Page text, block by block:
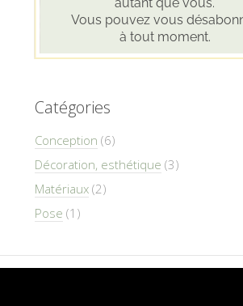
Catégories
Conception (6)
Décoration, esthétique (3)
Matériaux(2)
Pose (1)